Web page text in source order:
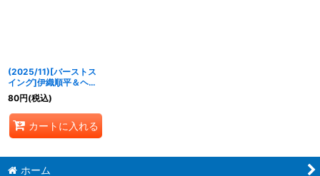
(2025/11)[バーストス
イング]伊織順平＆ヘル
メス【R】{
《多》
80円(税込)
カートに入れる
ホーム